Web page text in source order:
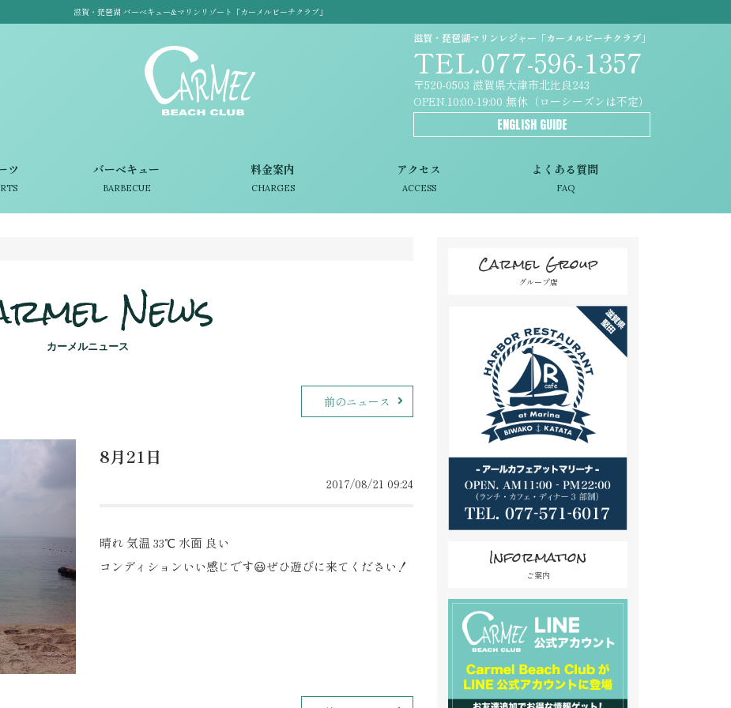
滋賀・琵琶湖 バーベキュー&マリンリゾート「カーメルビーチクラブ」
ツ バーベキュー
BARBECUE
料金案内
CHARGES
アクセス
ACCESS
よくある質問
FAQ
滋賀・琵琶湖マリンレジャー「カーメルビーチクラブ」
TEL.077-596-1357
〒520-0503 滋賀県大津市北比良243
OPEN.10:00-19:00 無休（ローシーズンは不定）
ENGLISH GUIDE
News
カーメルニュース
前のニュース
8月21日
2017/08/21 09:24
晴れ 気温 33℃ 水面 良い
コンディションいい感じです😃ぜひ遊びに来てください！
Carmel Group
グループ店
Information
ご案内